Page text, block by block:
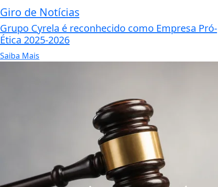
Giro de Notícias
Grupo Cyrela é reconhecido como Empresa Pró-
Ética 2025-2026
Saiba Mais